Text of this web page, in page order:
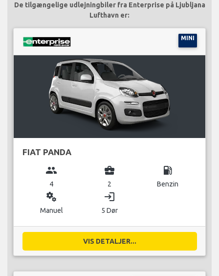
De tilgængelige udlejningbiler fra Enterprise på Ljubljana
Lufthavn er:
MINI
FIAT PANDA
group
4
business_center
2
local_gas_station
Benzin
miscellaneous_services
Manuel
login
5 Dør
VIS DETALJER...